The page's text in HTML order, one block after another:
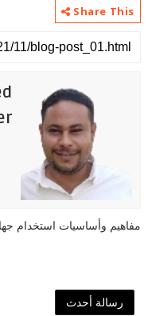
Share This
مفاهيم وأساسيات استخدام
رسالة أحدث